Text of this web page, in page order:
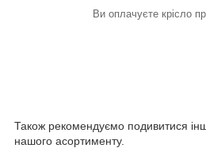
Ви оплачуєте крісло
Також рекомендуємо подивитися
нашого асортименту.